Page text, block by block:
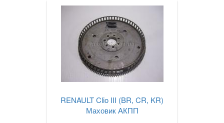
RENAULT Clio III (BR, CR, KR)
Маховик АКПП